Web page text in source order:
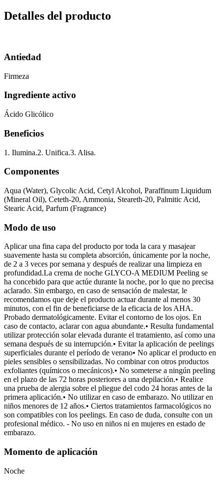
Detalles del producto
Antiedad
Firmeza
Ingrediente activo
Ácido Glicólico
Beneficios
1. Ilumina.2. Unifica.3. Alisa.
Componentes
Aqua (Water), Glycolic Acid, Cetyl Alcohol, Paraffinum Liquidum
(Mineral Oil), Ceteth-20, Ammonia, Steareth-20, Palmitic Acid,
Stearic Acid, Parfum (Fragrance)
Modo de uso
Aplicar una fina capa del producto por toda la cara y masajear
suavemente hasta su completa absorción, únicamente por la noche,
de 2 a 3 veces por semana y después de realizar una limpieza en
profundidad.La crema de noche GLYCO-A MEDIUM Peeling se
ha concebido para que actúe durante la noche, por lo que no precisa
aclarado. Sin embargo, en caso de sensación de malestar, le
recomendamos que deje el producto actuar durante al menos 30
minutos, con el fin de beneficiarse de la eficacia de los AHA.
Probado dermatológicamente. Evitar el contorno de los ojos. En
caso de contacto, aclarar con agua abundante.• Resulta fundamental
utilizar protección solar elevada durante el tratamiento, así como una
semana después de su interrupción.• Evitar la aplicación de peelings
superficiales durante el período de verano• No aplicar el producto en
pieles sensibles o sensibilizadas. No combinar con otros productos
exfoliantes (químicos o mecánicos).• No someterse a ningún peeling
en el plazo de las 72 horas posteriores a una depilación.• Realice
una prueba de alergia sobre el pliegue del codo 24 horas antes de la
primera aplicación.• No utilizar en caso de embarazo. No utilizar en
niños menores de 12 años.• Ciertos tratamientos farmacológicos no
son compatibles con los peelings. En caso de duda, consulte con un
profesional médico. - No uso en niños ni en mujeres en estado de
embarazo.
Momento de aplicación
Noche